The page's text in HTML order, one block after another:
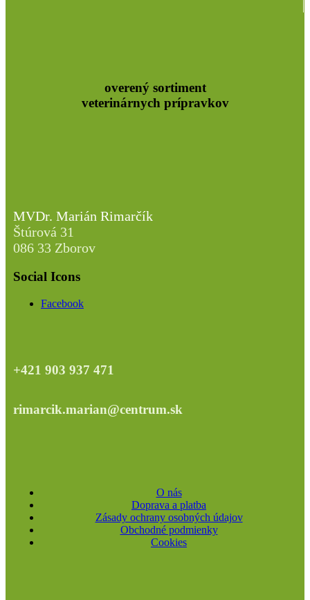
overený sortiment
veterinárnych prípravkov
MVDr. Marián Rimarčík
Štúrová 31
086 33 Zborov
Social Icons
Facebook
+421 903 937 471
rimarcik.marian@centrum.sk
O nás
Doprava a platba
Zásady ochrany osobných údajov
Obchodné podmienky
Cookies